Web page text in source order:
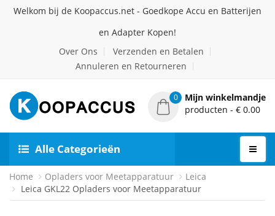
Welkom bij de Koopaccus.net - Goedkope Accu en Batterijen
en Adapter Kopen!
Over Ons
Verzenden en Betalen
Annuleren en Retourneren
0
Mijn winkelmandje
producten - € 0.00
Alle Categorieën
Home Opladers voor Meetapparatuur
Leica
Leica GKL22 Opladers voor Meetapparatuur